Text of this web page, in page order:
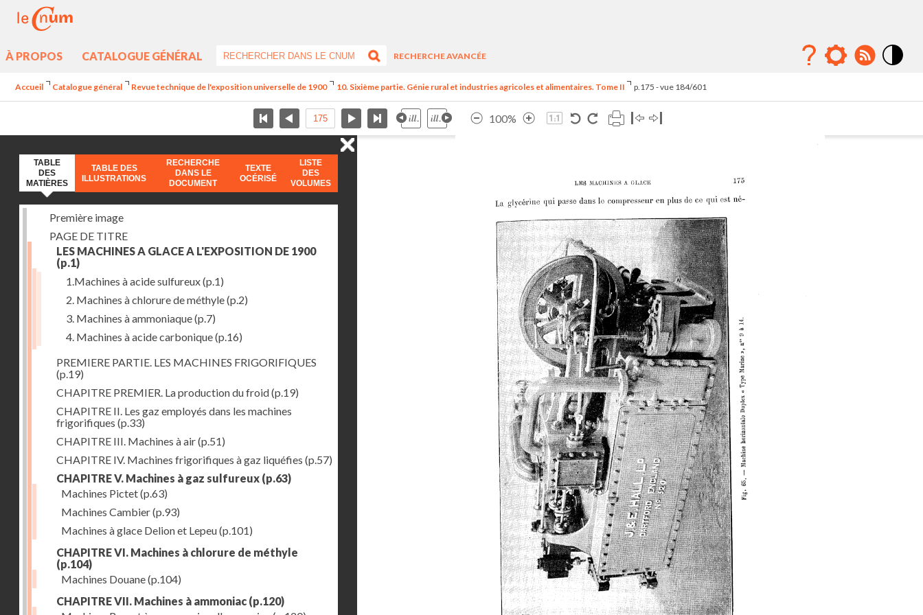
À PROPOS CATALOGUE GÉNÉRAL
RECHERCHE AVANCÉE
Accueil Catalogue général Revue technique de l'exposition universelle de 1900 10. Sixième partie. Génie rural et industries agricoles et alimentaires. Tome II p.175 - vue 184/601
100%
TABLE
DES
MATIÈRES
TABLE DES
ILLUSTRATIONS
RECHERCHE
DANS LE
DOCUMENT
TEXTE
OCÉRISÉ
LISTE
DES
VOLUMES
Première image
PAGE DE TITRE
LES MACHINES A GLACE A L'EXPOSITION DE 1900
(p.1)
1.Machines à acide sulfureux(p.1)
2. Machines à chlorure de méthyle(p.2)
3. Machines à ammoniaque(p.7)
4. Machines à acide carbonique(p.16)
PREMIERE PARTIE. LES MACHINES FRIGORIFIQUES
(p.19)
CHAPITRE PREMIER. La production du froid(p.19)
CHAPITRE II. Les gaz employés dans les machines
frigorifiques (p.33)
CHAPITRE III. Machines à air(p.51)
CHAPITRE IV. Machines frigorifiques à gaz liquéfies (p.57)
CHAPITRE V. Machines à gaz sulfureux (p.63)
Machines Pictet(p.63)
Machines Cambier(p.93)
Machines à glace Delion et Lepeu(p.101)
CHAPITRE VI. Machines à chlorure de méthyle
(p.104)
Machines Douane(p.104)
CHAPITRE VII. Machines à ammoniac (p.120)